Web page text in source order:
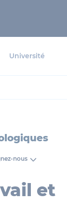
Université
nous
et